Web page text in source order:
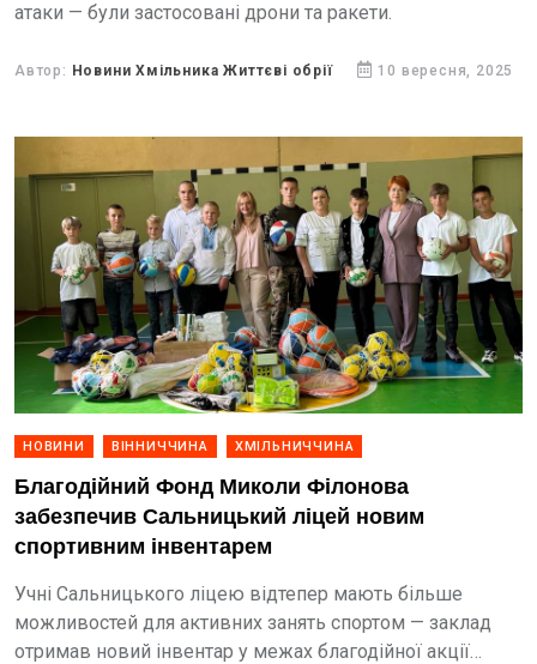
атаки — були застосовані дрони та ракети.
Автор: Новини Хмільника Життєві обрії 10 вересня, 2025
НОВИНИ ВІННИЧЧИНА ХМІЛЬНИЧЧИНА
Благодійний Фонд Миколи Філонова
забезпечив Сальницький ліцей новим
спортивним інвентарем
Учні Сальницького ліцею відтепер мають більше
можливостей для активних занять спортом — заклад
отримав новий інвентар у межах благодійної акції